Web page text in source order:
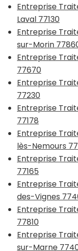
Entreprise
Laval 77130
Entreprise
sur-Morin
Entreprise
77670
Entreprise
77230
Entreprise
77178
Entreprise
lès-Nemours
Entreprise
77165
Entreprise
des-Vignes
Entreprise
77810
Entreprise
sur-Marne